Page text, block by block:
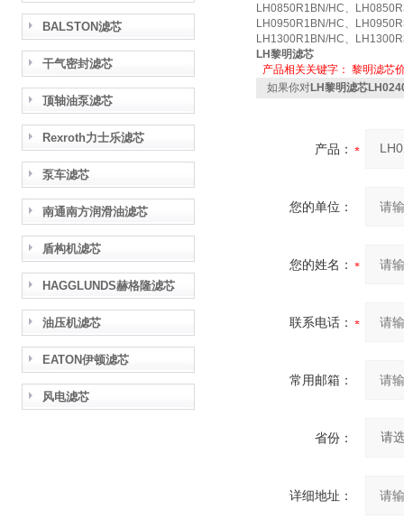
BALSTON滤芯
干气密封滤芯
顶轴油泵滤芯
Rexroth力士乐滤芯
泵车滤芯
南通南方润滑油滤芯
盾构机滤芯
HAGGLUNDS赫格隆滤芯
油压机滤芯
EATON伊顿滤芯
风电滤芯
LH0850R1BN/HC、
LH0950R1BN/HC、
LH1300R1BN/HC、
LH黎明滤芯
产品相关关键字： 黎明滤芯
如果你对LH黎明滤芯
产品：
您的单位：
您的姓名：
联系电话：
常用邮箱：
省份：
详细地址：